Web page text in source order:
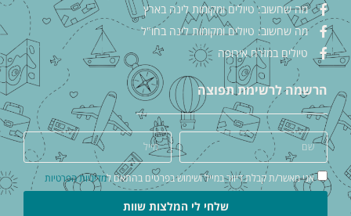
מה שחשוב: טיולים ומקומות לינה בארץ
מה שחשוב: טיולים ומקומות לינה בחו"ל
טיולים במזרח אירופה
הרשמה לרשימת תפוצה
אני מאשר/ת קבלת דיוור במייל ושימוש בפרטים בהתאם ל מדיניות הפרטיות
שלחי לי המלצות שוות